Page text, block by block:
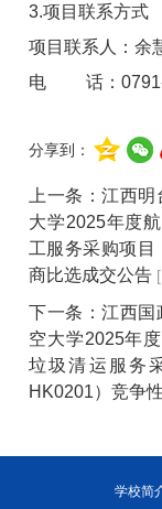
3.项目联系方式
项目联系人：余
电 话：0791-
分享到：
上一条：江西明
大学2025年度
工服务采购项目
商比选成交公告
下一条：江西国
空大学2025年
垃圾清运服务
HK0201）竞争
学校简